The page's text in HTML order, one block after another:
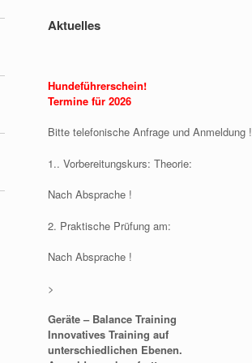
Aktuelles
Hundeführerschein!
Termine für 2026
Bitte telefonische Anfrage und Anmeldung !
1.. Vorbereitungskurs: Theorie:
Nach Absprache !
2. Praktische Prüfung am:
Nach Absprache !
>
Geräte – Balance Training
Innovatives Training auf
unterschiedlichen Ebenen.